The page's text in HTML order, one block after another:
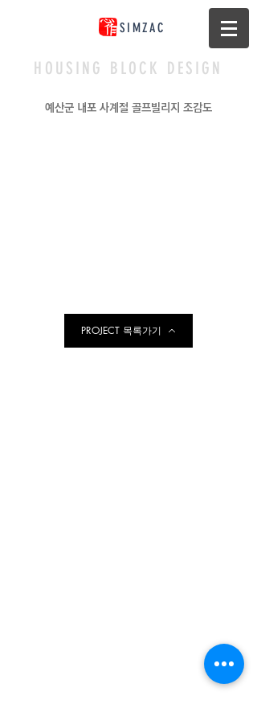
SIMZAC
HOUSING BLOCK DESIGN
예산군 내포 사계절 골프빌리지 조감도
PROJECT 목록가기